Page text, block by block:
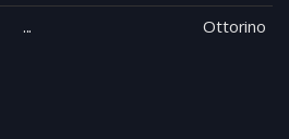
Ottorino